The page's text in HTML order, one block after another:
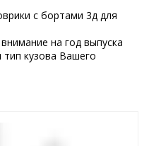
с бортами 3д для
на год выпуска
тип кузова Вашего